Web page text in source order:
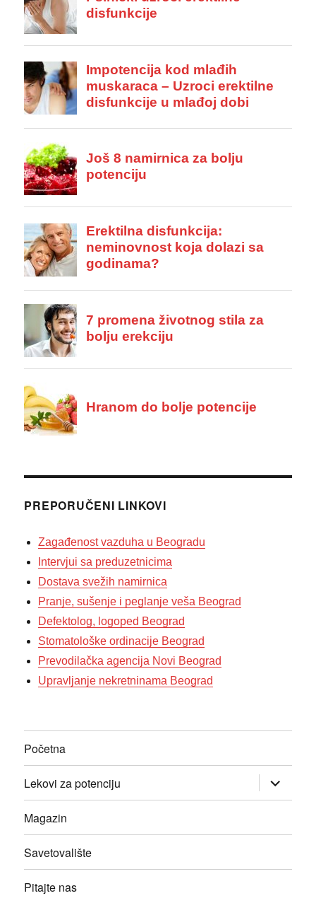
PREPORUČENI LINKOVI
Zagađenost vazduha u Beogradu
Intervjui sa preduzetnicima
Dostava svežih namirnica
Pranje, sušenje i peglanje veša Beograd
Defektolog, logoped Beograd
Stomatološke ordinacije Beograd
Prevodilačka agencija Novi Beograd
Upravljanje nekretninama Beograd
Početna
Lekovi za potenciju
прошири
изборник
дете
Magazin
Savetovalište
Pitajte nas